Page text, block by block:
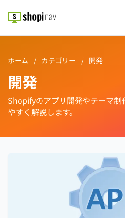
ホーム / カテゴリー / 開発
開発
Shopifyのアプリ開発やテーマ制
やすく解説します。